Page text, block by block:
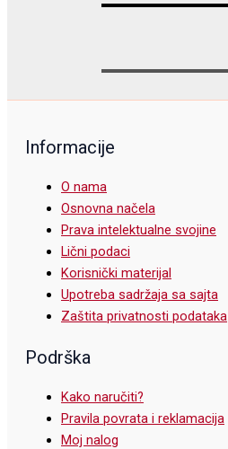
Informacije
O nama
Osnovna načela
Prava intelektualne svojine
Lični podaci
Korisnički materijal
Upotreba sadržaja sa sajta
Zaštita privatnosti podataka
Podrška
Kako naručiti?
Pravila povrata i reklamacija
Moj nalog